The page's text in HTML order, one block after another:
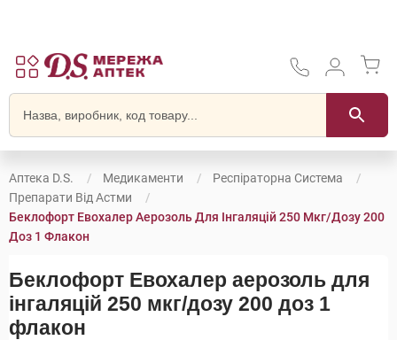
Аптека D.S. Медикаменти
Респіраторна Система
Препарати Від Астми
Беклофорт Евохалер Аерозоль Для Інгаляцій 250 Мкг/дозу 200
Доз 1 Флакон
Беклофорт Евохалер аерозоль для
інгаляцій 250 мкг/дозу 200 доз 1
флакон